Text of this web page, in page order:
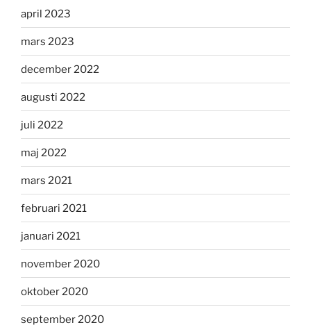
april 2023
mars 2023
december 2022
augusti 2022
juli 2022
maj 2022
mars 2021
februari 2021
januari 2021
november 2020
oktober 2020
september 2020